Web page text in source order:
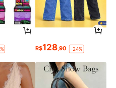
R$128,90 -24%